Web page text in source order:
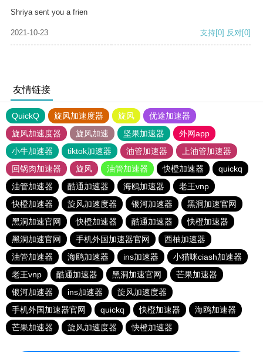
Shriya sent you a frien
2021-10-23 支持[0] 反对[0]
友情链接
QuickQ 旋风加速度器 旋风
优途加速器
旋风加速度器
旋风加速 坚果加速器
外网app
小牛加速器
tiktok加速器 油管加速器
上油管加速器
回锅肉加速器
旋风 油管加速器 快橙加速器
quickq
油管加速器
酷通加速器 海鸥加速器
老王vnp
快橙加速器
旋风加速度器 银河加速器
黑洞加速官网
黑洞加速官网
快橙加速器 酷通加速器
快橙加速器
黑洞加速官网
手机外国加速器官网
西柚加速器
油管加速器
海鸥加速器 ins加速器
小猫咪ciash加速器
老王vnp
酷通加速器 黑洞加速官网
芒果加速器
银河加速器
ins加速器
旋风加速度器
手机外国加速器官网
quickq 快橙加速器
海鸥加速器
芒果加速器
旋风加速度器 快橙加速器